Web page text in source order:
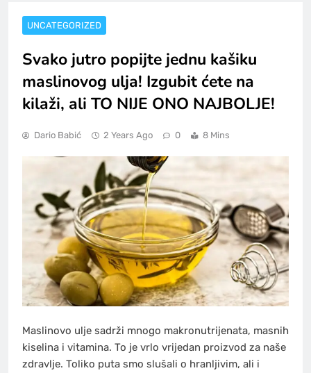
UNCATEGORIZED
Svako jutro popijte jednu kašiku
maslinovog ulja! Izgubit ćete na
kilaži, ali TO NIJE ONO NAJBOLJE!
Dario Babić 2 Years Ago 0 8 Mins
Maslinovo ulje sadrži mnogo makronutrijenata, masnih
kiselina i vitamina. To je vrlo vrijedan proizvod za naše
zdravlje. Toliko puta smo slušali o hranljivim, ali i